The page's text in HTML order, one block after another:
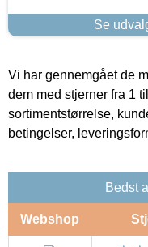
Se
Vi har gennemgået de
dem med stjerner fra 1
sortimentstørrelse,
betingelser,
Bedst
Webshop